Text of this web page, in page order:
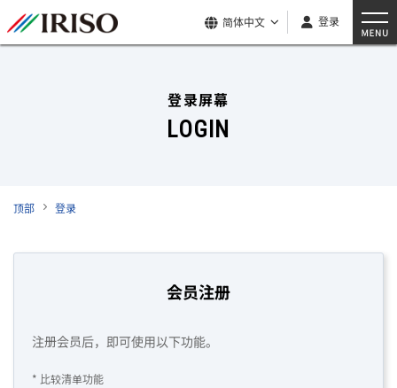
简体中文 登录
登录屏幕
LOGIN
顶部 登录
会员注册
注册会员后，即可使用以下功能。
* 比较清单功能